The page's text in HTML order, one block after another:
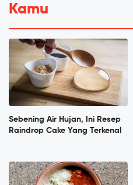
Kamu
Sebening Air Hujan, Ini Resep
Raindrop Cake Yang Terkenal